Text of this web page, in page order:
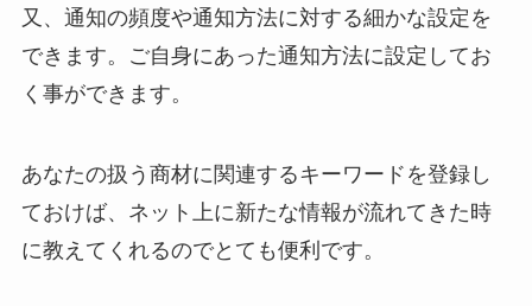
又、通知の頻度や通知方法に対する細かな設定を
できます。ご自身にあった通知方法に設定してお
く事ができます。
あなたの扱う商材に関連するキーワードを登録し
ておけば、ネット上に新たな情報が流れてきた時
に教えてくれるのでとても便利です。